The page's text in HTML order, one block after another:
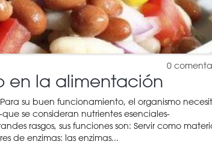
0
en la alimentación
su buen funcionamiento, el organismo
se consideran nutrientes esenciales-
rasgos, sus funciones son: Servir como
de enzimas: las enzimas...